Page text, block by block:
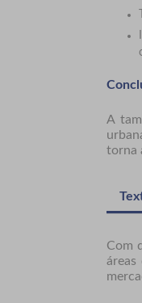
A
torna
Com
áreas